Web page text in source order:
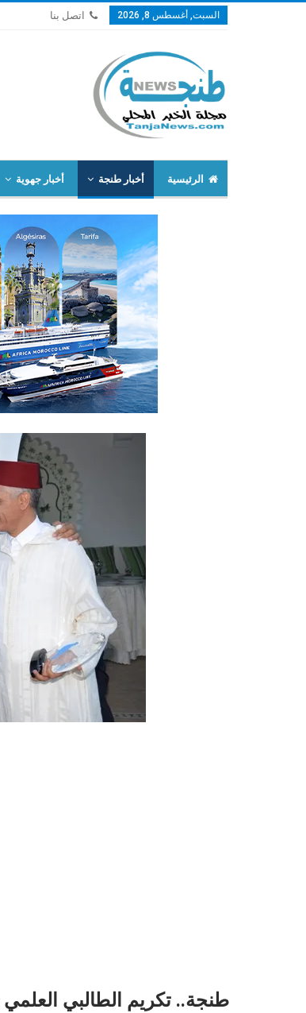
السبت, أغسطس 8, 2026 اتصل بنا
الرئيسية أخبار طنجة أخبار جهوية
طنجة.. تكريم الطالبي